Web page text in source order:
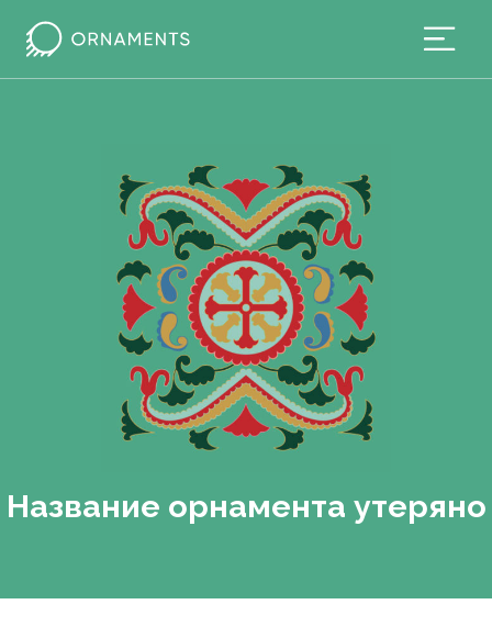
Название орнамента утеряно